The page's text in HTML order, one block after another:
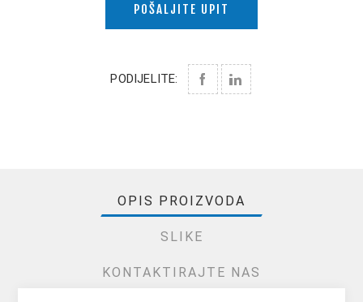
POŠALJITE UPIT
PODIJELITE:
OPIS PROIZVODA
SLIKE
KONTAKTIRAJTE NAS